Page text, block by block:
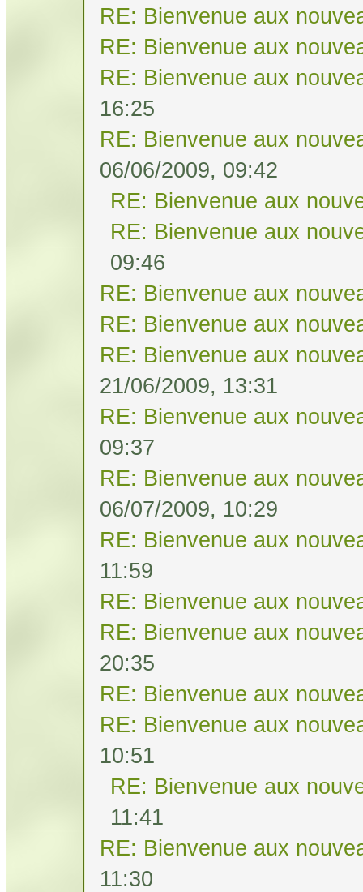
RE: Bienvenue aux
RE: Bienvenue aux
RE: Bienvenue aux
16:25
RE: Bienvenue aux
06/06/2009, 09:42
RE: Bienvenue aux
RE: Bienvenue aux
09:46
RE: Bienvenue aux
RE: Bienvenue aux
RE: Bienvenue aux
21/06/2009, 13:31
RE: Bienvenue aux
09:37
RE: Bienvenue aux
06/07/2009, 10:29
RE: Bienvenue aux
11:59
RE: Bienvenue aux
RE: Bienvenue aux
20:35
RE: Bienvenue aux
RE: Bienvenue aux
10:51
RE: Bienvenue aux
11:41
RE: Bienvenue aux
11:30